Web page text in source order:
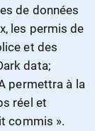
de données
les permis de
et des
data;
permettra à la
réel et
commis ».